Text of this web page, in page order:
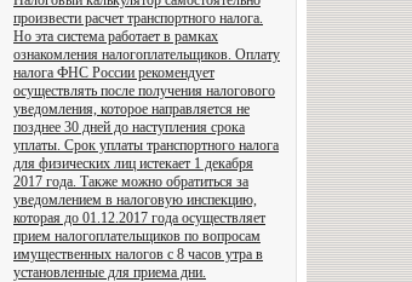
произвести расчет транспортного налога.
Но эта система работает в рамках
ознакомления налогоплательщиков. Оплату
налога ФНС России рекомендует
осуществлять после получения налогового
уведомления, которое направляется не
позднее 30 дней до наступления срока
уплаты. Срок уплаты транспортного налога
для физических лиц истекает 1 декабря
2017 года. Также можно обратиться за
уведомлением в налоговую инспекцию,
которая до 01.12.2017 года осуществляет
прием налогоплательщиков по вопросам
имущественных налогов с 8 часов утра в
установленные для приема дни.